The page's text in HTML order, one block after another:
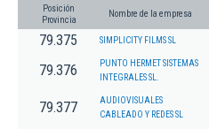
Posición
Provincia
Nombre de la empresa
79.375 SIMPLICITY FILMS SL
79.376
PUNTO HERMET SISTEMAS
INTEGRALES SL.
79.377
AUDIOVISUALES
CABLEADO Y REDES SL